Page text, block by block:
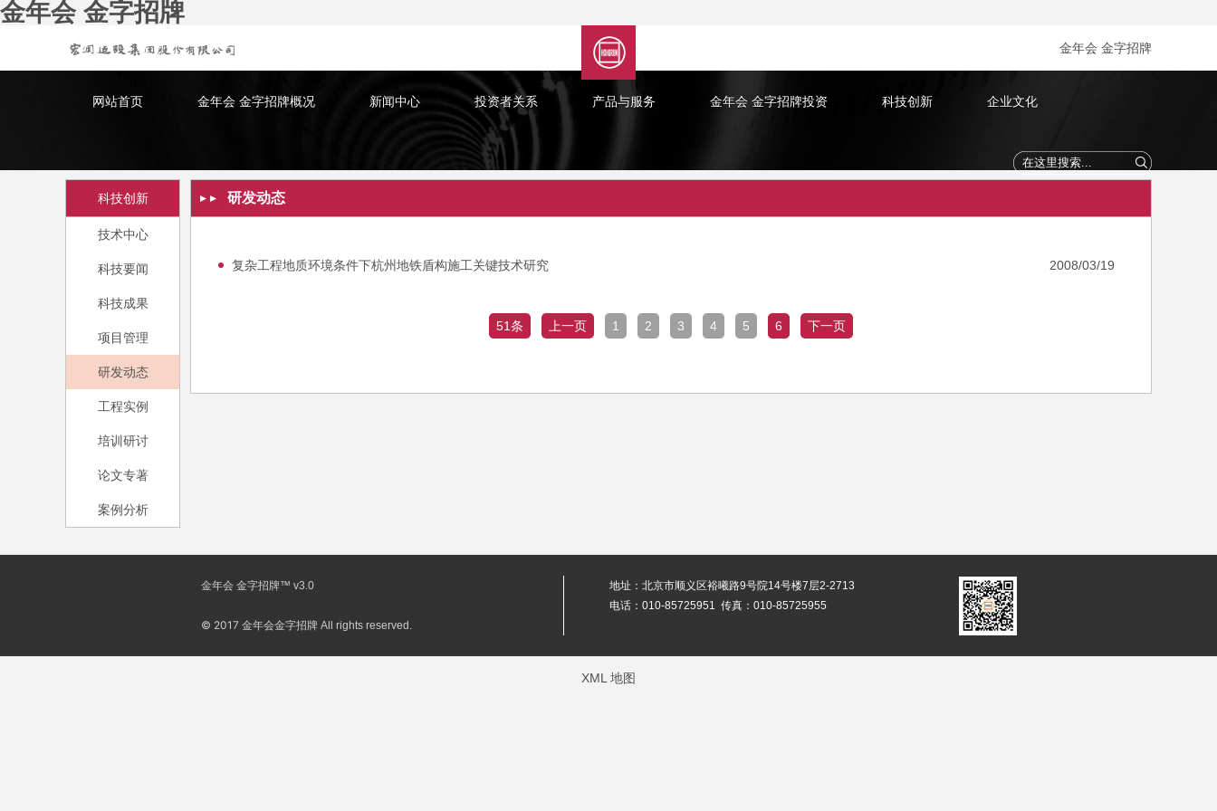
金年会 金字招牌
金年会 金字招牌
网站首页 金年会 金字招牌概况 新闻中心 投资者关系 产品与服务 金年会 金字招牌投资 科技创新 企业文化
科技创新
技术中心
科技要闻
科技成果
项目管理
研发动态
工程实例
培训研讨
论文专著
案例分析
研发动态
复杂工程地质环境条件下杭州地铁盾构施工关键技术研究 2008/03/19
51条 上一页 1 2 3 4 5 6 下一页
金年会 金字招牌™ v3.0
© 2017 金年会金字招牌 All rights reserved.
地址：北京市顺义区裕曦路9号院14号楼7层2-2713
电话：010-85725951 传真：010-85725955
XML 地图